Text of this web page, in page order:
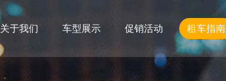
关于我们 车型展示 促销活动 租车指南